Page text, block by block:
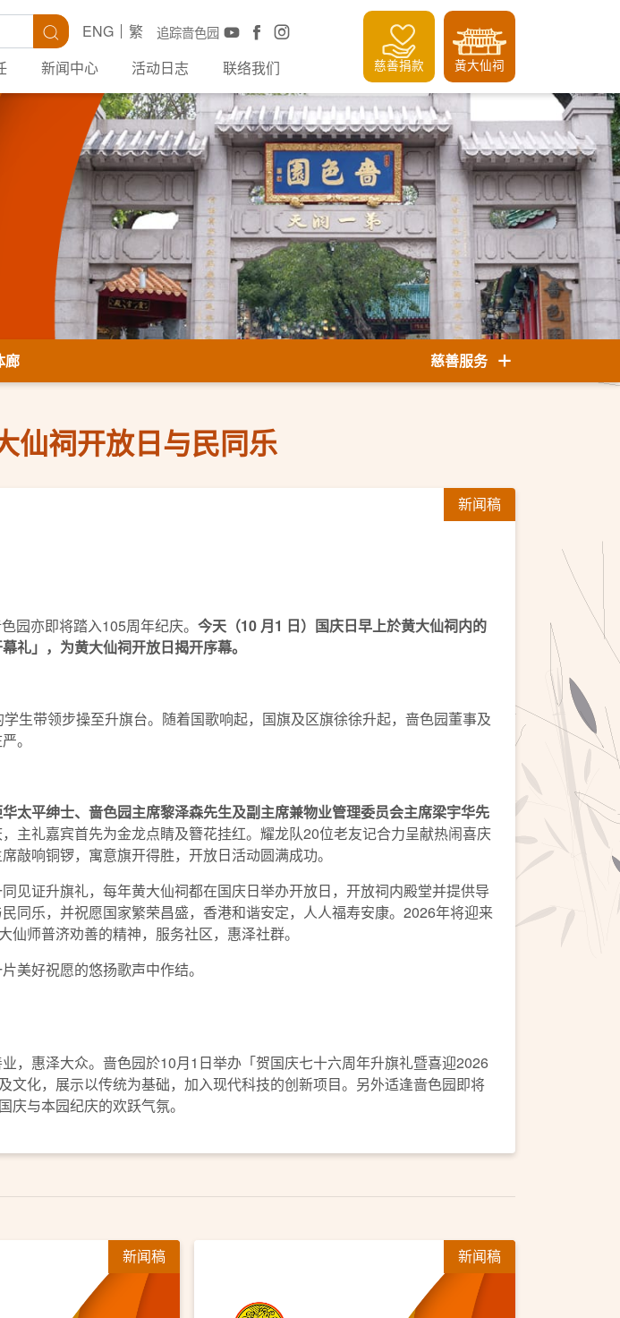
搜寻 追踪啬色园
ENG
繁
新闻中心 活动日志 联络我们 慈善捐款 黃大仙祠
廊 慈善服务
仙祠开放日与民同乐
新闻稿
园亦即将踏入105周年纪庆。 今天（10 月1 日）国庆日早上於黄大仙祠内的
礼」，为黄大仙祠开放日揭开序幕。
生带领步操至升旗台。随着国歌响起，国旗及区旗徐徐升起，啬色园董事及
。
太平绅士、啬色园主席黎泽森先生及副主席兼物业管理委员会主席梁宇华先
主礼嘉宾首先为金龙点睛及簪花挂红。耀龙队20位老友记合力呈献热闹喜庆
敲响铜锣，寓意旗开得胜，开放日活动圆满成功。
见证升旗礼，每年黄大仙祠都在国庆日举办开放日，开放祠内殿堂并提供导
同乐，并祝愿国家繁荣昌盛，香港和谐安定，人人福寿安康。2026年将迎来
师普济劝善的精神，服务社区，惠泽社群。
美好祝愿的悠扬歌声中作结。
，惠泽大众。啬色园於10月1日举办「贺国庆七十六周年升旗礼暨喜迎2026
化，展示以传统为基础，加入现代科技的创新项目。另外适逢啬色园即将
与本园纪庆的欢跃气氛。
新闻稿 新闻稿